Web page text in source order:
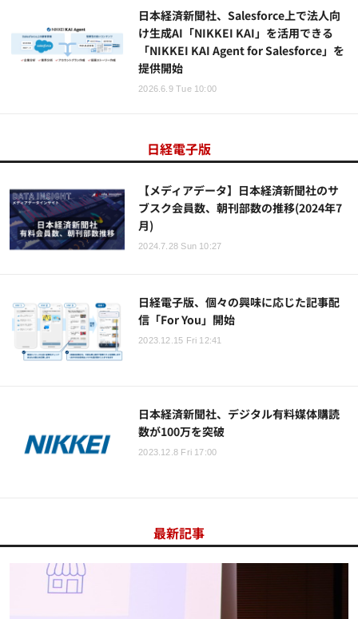
日本経済新聞社、Salesforce上で法人向
け生成AI「NIKKEI KAI」を活用できる
「NIKKEI KAI Agent for Salesforce」を
提供開始
2026.6.9 Tue 10:00
日経電子版
【メディアデータ】日本経済新聞社のサ
ブスク会員数、朝刊部数の推移(2024年7
月)
2024.7.28 Sun 10:27
日経電子版、個々の興味に応じた記事配
信「For You」開始
2023.12.15 Fri 12:41
日本経済新聞社、デジタル有料媒体購読
数が100万を突破
2023.12.8 Fri 17:00
最新記事